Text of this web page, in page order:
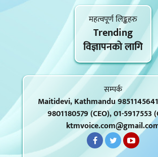
महत्वपूर्ण लिङ्कहरु
Trending
विज्ञापनकाे लागि
सम्पर्क
Maitidevi, Kathmandu
9801180579 (CEO), 01-5917553